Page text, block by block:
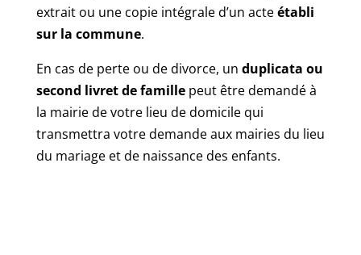
extrait ou une copie intégrale d’un acteétabli
sur la commune.
En cas de perte ou de divorce, un duplicata ou
second livret de famillepeut être demandé à
la mairie de votre lieu de domicile qui
transmettra votre demande aux mairies du lieu
du mariage et de naissance des enfants.